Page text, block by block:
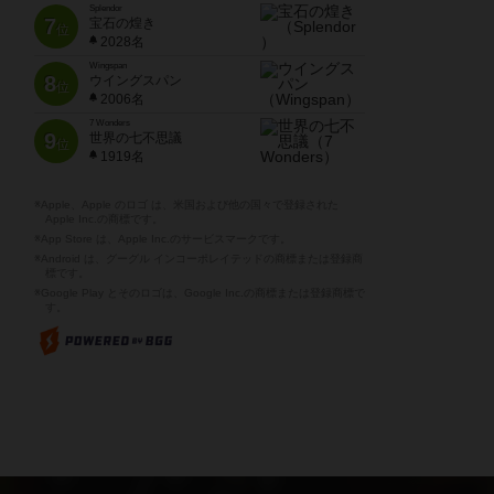
7位
宝石の煌き
2028名
8位
Wingspan
ウイングスパン
2006名
9位
7 Wonders
世界の七不思議
1919名